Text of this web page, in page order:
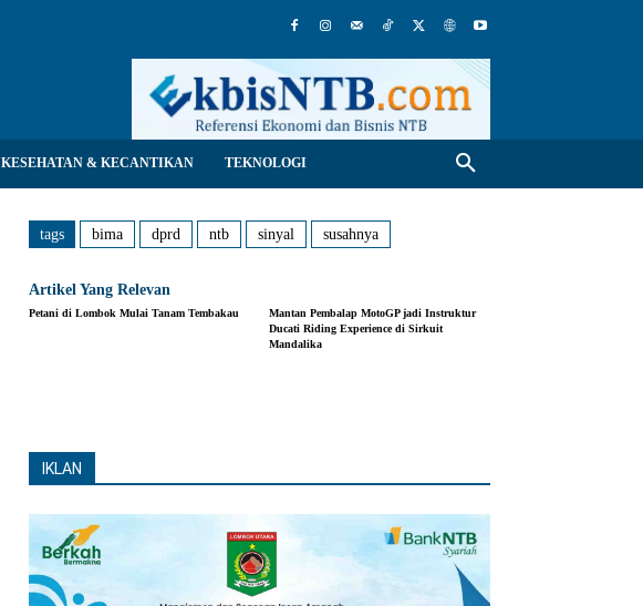
KESEHATAN & KECANTIKAN TEKNOLOGI
tags bima dprd ntb sinyal susahnya
Artikel Yang Relevan
Petani di Lombok Mulai Tanam Tembakau
Mantan Pembalap MotoGP jadi Instruktur
Ducati Riding Experience di Sirkuit
Mandalika
IKLAN